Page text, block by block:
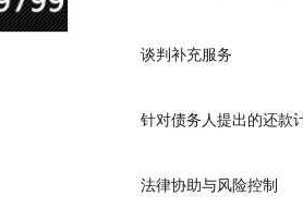
谈判补充服务
针对债务人提出的还款计
法律协助与风险控制